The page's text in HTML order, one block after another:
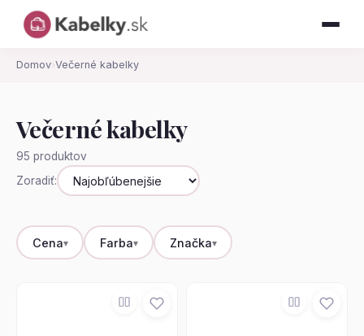
Domov›Večerné kabelky
Večerné kabelky
95 produktov
Zoradiť:
Cena Farba Značka